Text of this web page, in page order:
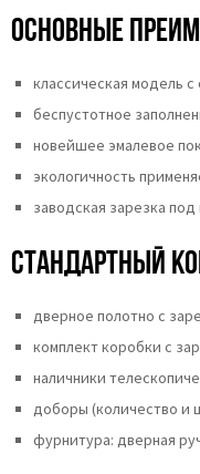
Основные
классическая модель
беспустотное
новейшее эмалевое
экологичность
заводская зарезка
Стандартный
дверное полотно с
комплект коробки с
наличники
доборы (количество и
фурнитура: дверная